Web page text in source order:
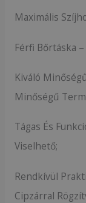
Maximális
Férfi Bőrtáska
Kiváló
Minőségű
Tágas És
Viselhető;
Rendkívül
Cipzárral